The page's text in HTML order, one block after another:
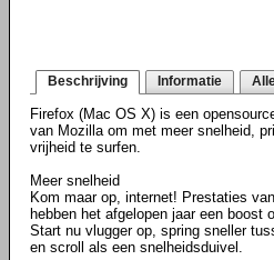
Beschrijving Informatie
Firefox (Mac OS X) is een
van Mozilla om met meer snelheid,
vrijheid te surfen.
Meer snelheid
Kom maar op, internet! Prestaties
hebben het afgelopen jaar een boost
Start nu vlugger op, spring sneller
en scroll als een snelheidsduivel.